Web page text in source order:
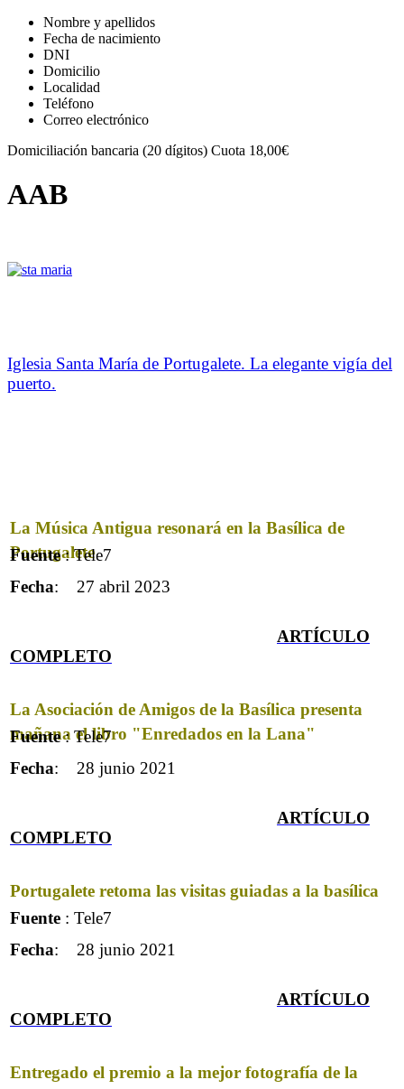
Nombre y apellidos
Fecha de nacimiento
DNI
Domicilio
Localidad
Teléfono
Correo electrónico
Domiciliación bancaria (20 dígitos) Cuota 18,00€
AAB
Iglesia Santa María de Portugalete. La elegante vigía del
puerto.
La Música Antigua resonará en la Basílica de
Portugalete
Fuente: Tele7
Fecha: 27 abril 2023
ARTÍCULO
COMPLETO
La Asociación de Amigos de la Basílica presenta
mañana el libro "Enredados en la Lana"
Fuente: Tele7
Fecha: 28 junio 2021
ARTÍCULO
COMPLETO
Portugalete retoma las visitas guiadas a la basílica
Fuente : Tele7
Fecha: 28 junio 2021
ARTÍCULO
COMPLETO
Entregado el premio a la mejor fotografía de la